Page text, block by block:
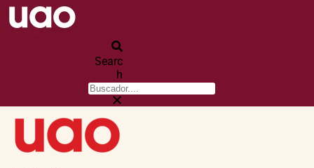
Searc
h